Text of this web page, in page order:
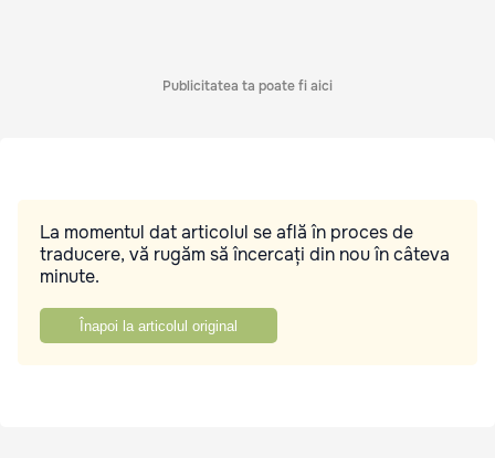
Publicitatea ta poate fi aici
La momentul dat articolul se află în proces de
traducere, vă rugăm să încercați din nou în câteva
minute.
Înapoi la articolul original